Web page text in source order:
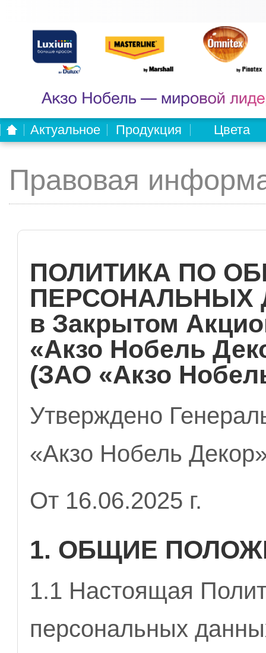
Актуальное Продукция Цвета
Правовая
ПОЛИТИКА ПО
ПЕРСОНАЛЬНЫХ
в Закрытом
«Акзо Нобель
(ЗАО «Акзо
Утверждено
«Акзо Нобель
От 16.06.2025 г.
1. ОБЩИЕ
1.1 Настоящая
персональных